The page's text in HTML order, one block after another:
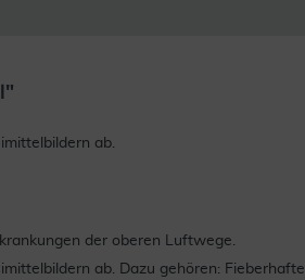
ab.
der oberen Luftwege.
ab. Dazu gehören: Fieberhafte,